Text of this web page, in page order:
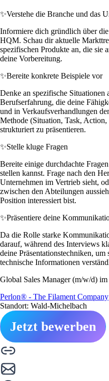
✨Verstehe die Branche und das
Informiere dich gründlich über
HQM. Schau dir aktuelle
spezifischen Produkte an, die sie
deine Vorbereitung.
✨Bereite konkrete Beispiele vor
Denke an spezifische Situationen
Berufserfahrung, die deine
und in Verkaufsverhandlungen
Methode (Situation, Task,
strukturiert zu präsentieren.
✨Stelle kluge Fragen
Bereite einige durchdachte
stellen kannst. Frage nach den
Unternehmen im Vertrieb sieht,
zwischen den Abteilungen
Position interessiert bist.
✨Präsentiere deine
Da die Rolle starke
darauf, während des Interviews
deine Präsentationstechniken,
technische Informationen
Global Sales Manager (m/w/d)
Perlon® - The Filament Company
Standort: Wald-Michelbach
Jetzt bewerben